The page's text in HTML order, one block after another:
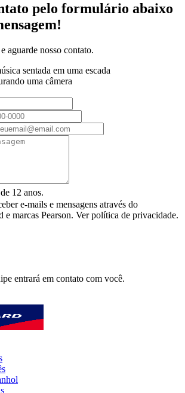
pelo formulário abaixo
aguarde nosso contato.
12 anos.
e-mails e mensagens através do
e marcas Pearson. Ver política de privacidade.
entrará em contato com você.